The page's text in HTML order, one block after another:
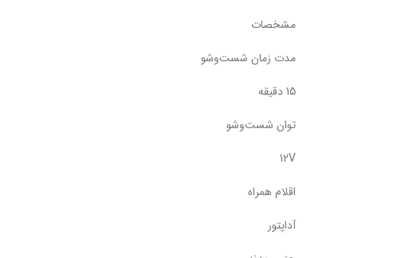
مشخصات
مدت زمان شست‌وشو
15 دقیقه
توان شست‌وشو
12V
اقلام همراه
آداپتور